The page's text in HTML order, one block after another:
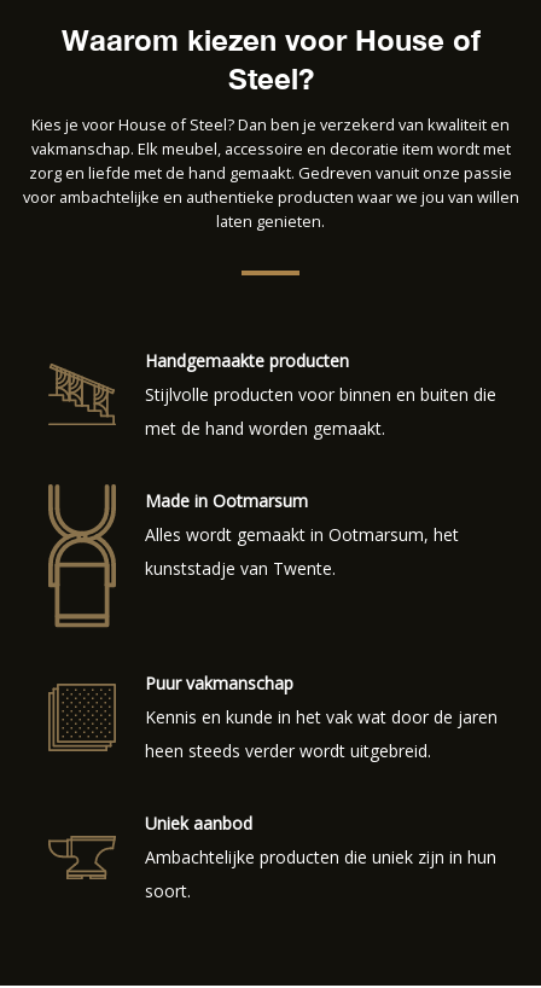
Waarom kiezen voor House of
Steel?
Kies je voor House of Steel? Dan ben je verzekerd van kwaliteit en
vakmanschap. Elk meubel, accessoire en decoratie item wordt met
zorg en liefde met de hand gemaakt. Gedreven vanuit onze passie
voor ambachtelijke en authentieke producten waar we jou van willen
laten genieten.
Handgemaakte producten
Stijlvolle producten voor binnen en buiten die
met de hand worden gemaakt.
Made in Ootmarsum
Alles wordt gemaakt in Ootmarsum, het
kunststadje van Twente.
Puur vakmanschap
Kennis en kunde in het vak wat door de jaren
heen steeds verder wordt uitgebreid.
Uniek aanbod
Ambachtelijke producten die uniek zijn in hun
soort.